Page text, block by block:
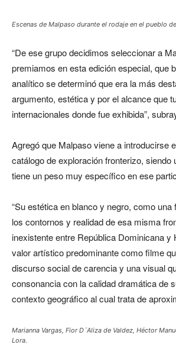
Escenas de Malpaso durante el rodaje en el pueblo
“De ese grupo decidimos seleccionar a
premiamos en esta edición especial, que
analítico se determinó que era la más
argumento, estética y por el alcance que
internacionales donde fue exhibida”,
Agregó que Malpaso viene a introducirse
catálogo de exploración fronterizo, siendo
tiene un peso muy específico en ese
“Su estética en blanco y negro, como
los contornos y realidad de esa misma
inexistente entre República Dominicana y
valor artístico predominante como filme
discurso social de carencia y una visual
consonancia con la calidad dramática de
contexto geográfico al cual trata de
Marianna Vargas, Fior D´Aliza de Valdez, Héctor
Lora.